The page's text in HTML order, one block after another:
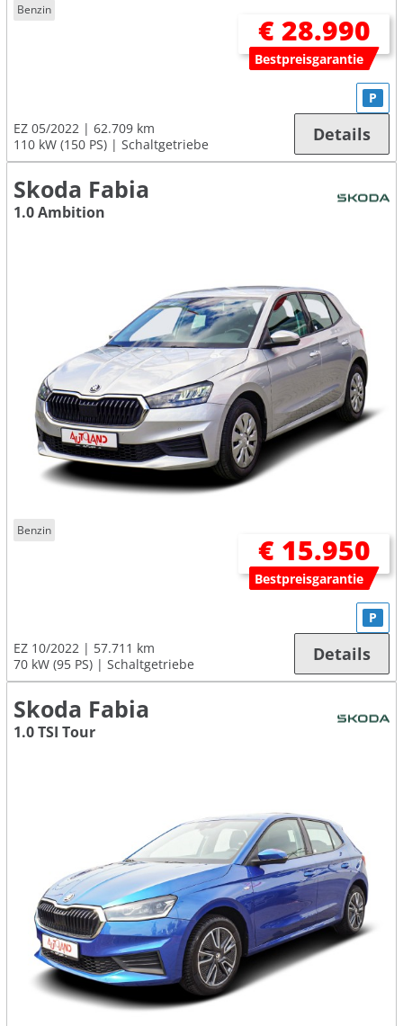
Benzin
€ 28.990
Bestpreisgarantie
EZ 05/2022
62.709 km
110 kW (150 PS)
Schaltgetriebe
P
Details
Skoda Fabia
1.0 Ambition
Benzin
€ 15.950
Bestpreisgarantie
EZ 10/2022
57.711 km
70 kW (95 PS)
Schaltgetriebe
P
Details
Skoda Fabia
1.0 TSI Tour